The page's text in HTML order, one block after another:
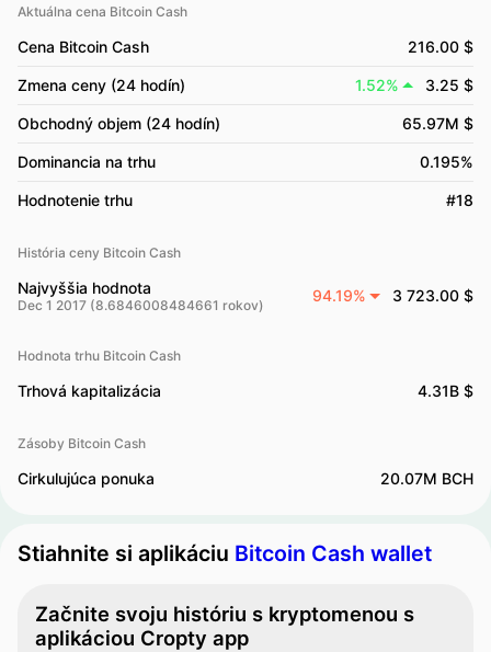
Aktuálna cena Bitcoin Cash
Cena Bitcoin Cash 216.00 $
Zmena ceny (24 hodín) 1.52% 3.25 $
Obchodný objem (24 hodín) 65.97M $
Dominancia na trhu 0.195%
Hodnotenie trhu #18
História ceny Bitcoin Cash
Najvyššia hodnota
Dec 1 2017 (8.6846008484661 rokov)
94.19% 3 723.00 $
Hodnota trhu Bitcoin Cash
Trhová kapitalizácia 4.31B $
Zásoby Bitcoin Cash
Cirkulujúca ponuka 20.07M BCH
Stiahnite si aplikáciu Bitcoin Cash wallet
Začnite svoju históriu s kryptomenou s
aplikáciou Cropty app